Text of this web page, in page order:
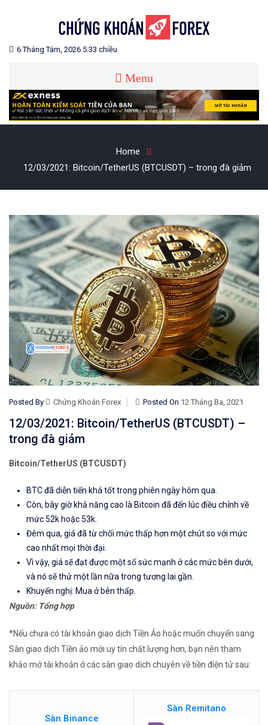
CHỨNG KHOÁN FOREX
Blog chia sẻ về Chứng Khoán và Forex
6 Tháng Tám, 2026 5:33 chiều
Menu
Home
12/03/2021: Bitcoin/TetherUS (BTCUSDT) – trong đà giảm
Posted By Chứng Khoán Forex Posted On 12 Tháng Ba, 2021
12/03/2021: Bitcoin/TetherUS (BTCUSDT) –
trong đà giảm
Bitcoin/TetherUS (BTCUSDT)
BTC đã diễn tiến khá tốt trong phiên ngày hôm qua.
Còn, bây giờ khả năng cao là Bitcoin đã đến lúc điều chỉnh về
mức 52k hoặc 53k.
Đêm qua, giá đã từ chối mức thấp hơn một chút so với mức
cao nhất mọi thời đại.
Vì vậy, giá sẽ đạt được một số sức mạnh ở các mức bên dưới,
và nó sẽ thử một lần nữa trong tương lai gần.
Khuyến nghị: Mua ở bên thấp.
Nguồn: Tổng hợp
*Nếu chưa có tài khoản giao dịch Tiền Ảo hoặc muốn chuyển sang
Sàn giao dịch Tiền ảo mới uy tín chất lượng hơn, bạn nên tham
khảo mở tài khoản ở các sàn giao dịch chuyên về tiền điện tử sau:
Sàn Binance
Sàn Remitano